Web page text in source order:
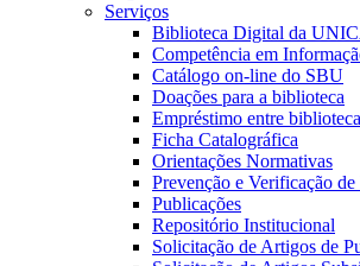
Serviços
Biblioteca Digital da
Competência em
Catálogo on-line do SBU
Doações para a biblioteca
Empréstimo entre
Ficha Catalográfica
Orientações Normativas
Prevenção e Verificação
Publicações
Repositório Institucional
Solicitação de Artigos de